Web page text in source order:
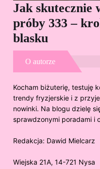
Jak skutecznie
próby 333 –
blasku
O autorze
Kocham biżuterię, testuję
trendy fryzjerskie i z
nowinki. Na blogu dzielę
sprawdzonymi poradami i
Redakcja: Dawid Mielcarz
Wiejska 21A, 14-721 Nysa